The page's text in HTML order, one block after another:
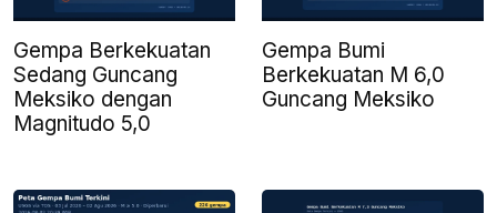
Gempa Berkekuatan
Sedang Guncang
Meksiko dengan
Magnitudo 5,0
Gempa Bumi
Berkekuatan M 6,0
Guncang Meksiko